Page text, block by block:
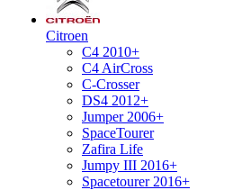
Citroen
C4 2010+
C4 AirCross
C-Crosser
DS4 2012+
Jumper 2006+
SpaceTourer
Zafira Life
Jumpy III 2016+
Spacetourer 2016+